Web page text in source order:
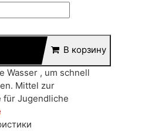
В корзину
Wasser , um schnell
Mittel zur
für Jugendliche